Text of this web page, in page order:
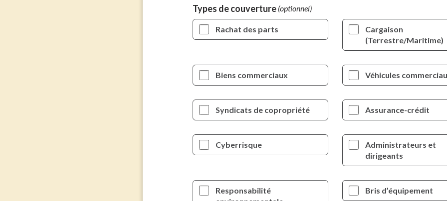
Types de couverture
Rachat des parts
Cargaison
(Terrestre/Maritime)
Biens commerciaux Véhicules
Syndicats de copropriété Assurance-crédit
Cyberrisque
Administrateurs et
dirigeants
Responsabilité
Bris d’équipement